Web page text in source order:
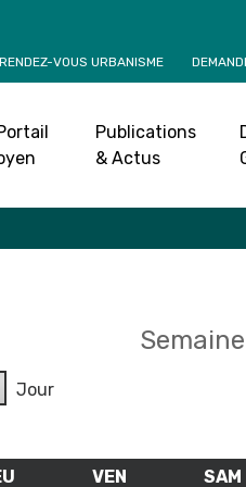
RENDEZ-VOUS URBANISME
Publications
& Actus
Agenda
Jour
VEN VENDREDISAM